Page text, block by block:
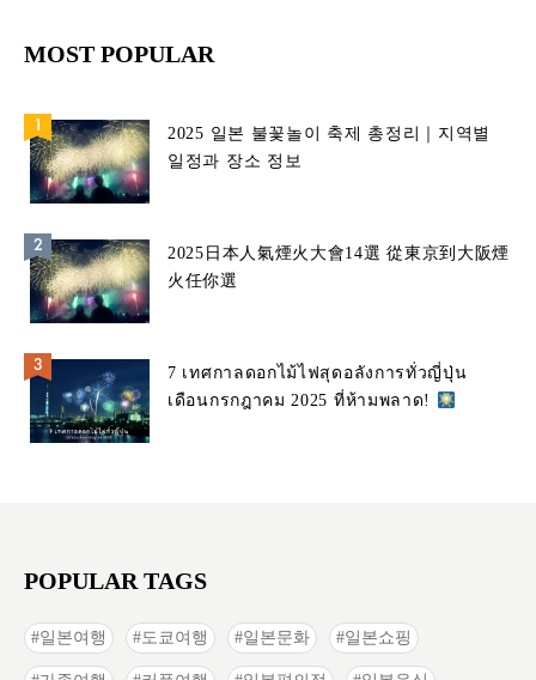
MOST POPULAR
2025 일본 불꽃놀이 축제 총정리｜지역별
일정과 장소 정보
2025日本人氣煙火大會14選 從東京到大阪煙
火任你選
7 เทศกาลดอกไม้ไฟสุดอลังการทั่วญี่ปุ่น
เดือนกรกฎาคม 2025 ที่ห้ามพลาด!
POPULAR TAGS
일본여행 도쿄여행 일본문화 일본쇼핑